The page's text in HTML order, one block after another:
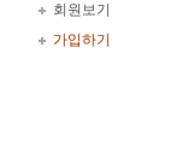
회원보기
가입하기